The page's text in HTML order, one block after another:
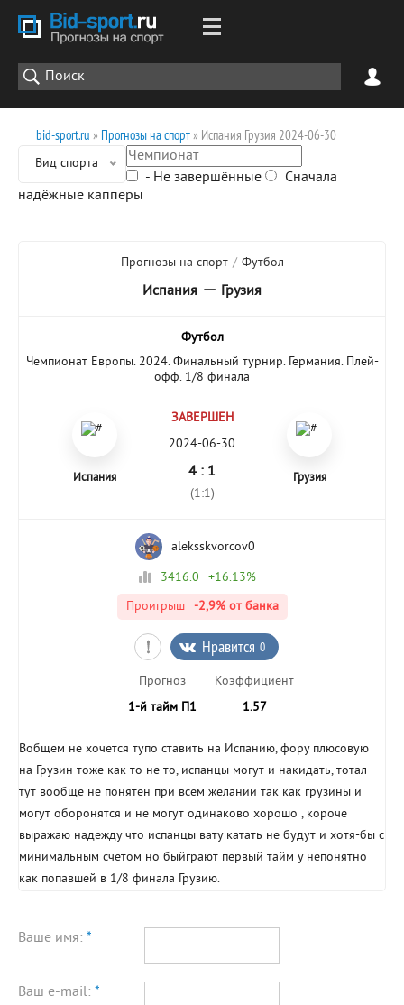
bid-sport.ru » Прогнозы на спорт» Испания Грузия 2024-06-30
Вид спорта
- Не завершённые
Сначала
надёжные капперы
Прогнозы на спорт / Футбол
Испания — Грузия
Футбол
Чемпионат Европы. 2024. Финальный турнир. Германия. Плей-
офф. 1/8 финала
Испания
ЗАВЕРШЕН
2024-06-30
4 : 1
(1:1)
Грузия
aleksskvorcov0
3416.0
+16.13%
Проигрыш
-2,9% от банка
Нравится 0
Прогноз
1-й тайм П1
Коэффициент
1.57
Вобщем не хочется тупо ставить на Испанию, фору плюсовую
на Грузин тоже как то не то, испанцы могут и накидать, тотал
тут вообще не понятен при всем желании так как грузины и
могут оборонятся и не могут одинаково хорошо , короче
выражаю надежду что испанцы вату катать не будут и хотя-бы с
минимальным счётом но быйграют первый тайм у непонятно
как попавшей в 1/8 финала Грузию.
Ваше имя: *
Ваш e-mail: *